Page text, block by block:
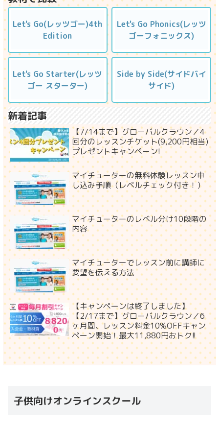
Let's Go(レッツゴー)4th
Edition
Let's Go Phonics(レッツ
ゴーフォニックス)
Let's Go Starter(レッツ
ゴー スターター)
Side by Side(サイドバイ
サイド)
新着記事
【7/14まで】グローバルクラウン／4
回分のレッスンチケット(9,200円相当)
プレゼントキャンペーン!
マイチューターの無料体験レッスン申
し込み手順（レベルチェック付き！）
マイチューターのレベル分け10段階の
内容
マイチューターでレッスン前に講師に
要望を伝える方法
【キャンペーンは終了しました】
【2/17まで】グローバルクラウン／6
ヶ月間、レッスン料金10%OFFキャン
ペーン開始！最大11,880円おトク!!
子供向けオンラインスクール